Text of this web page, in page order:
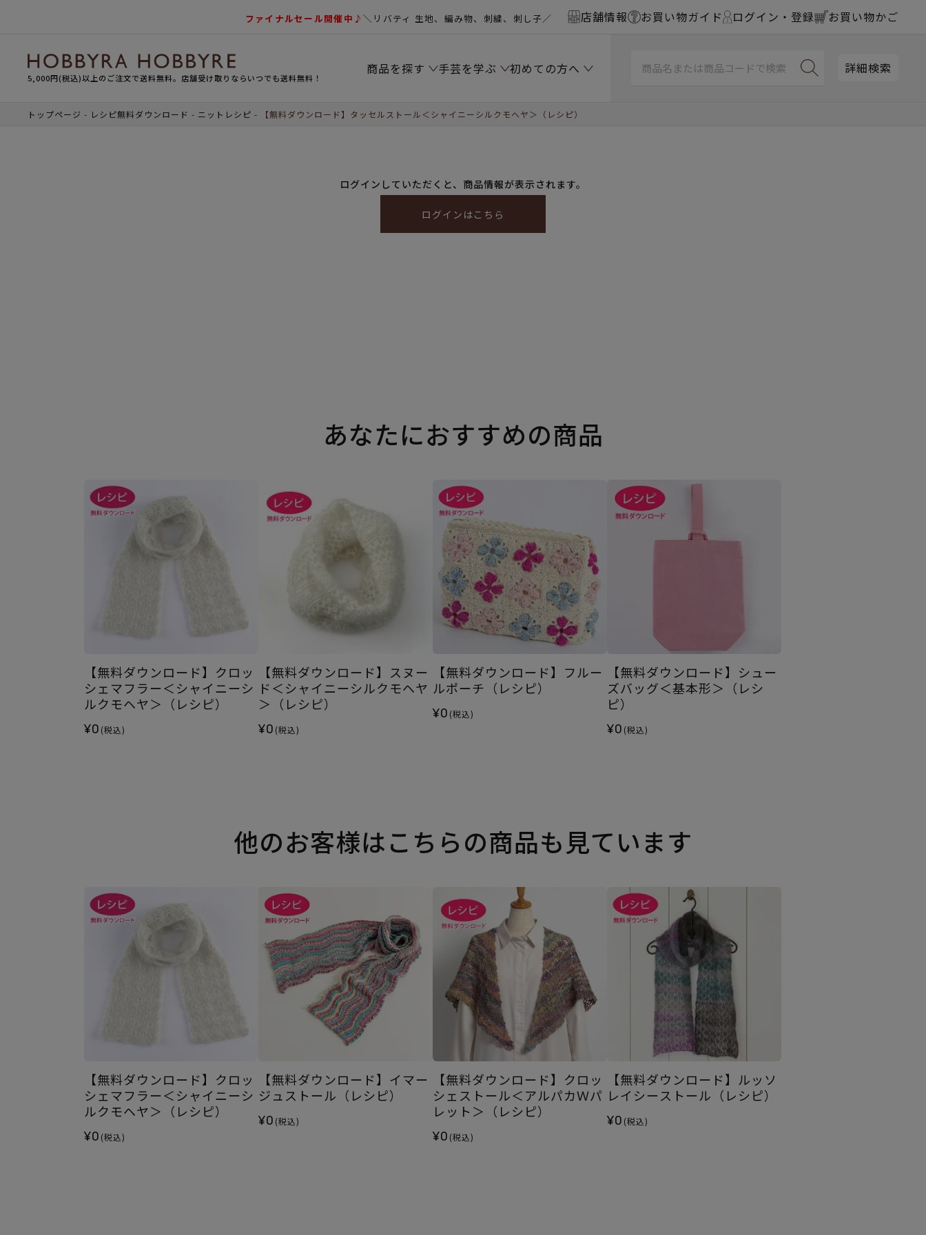
ファイナルセール開催中♪＼リバティ 生地、編み物、刺繍、刺し子／ 店舗情報 お買い物ガイド ログイン・登録 お買い物かご
5,000円(税込)以上のご注文で送料無料。店舗受け取りならいつでも送料無料！
商品を探す 手芸を学ぶ 初めての方へ 詳細検索
トップページ レシピ無料ダウンロード ニットレシピ 【無料ダウンロード】タッセルストール＜シャイニーシルクモヘヤ＞（レシピ）
ログインしていただくと、商品情報が表示されます。
ログインはこちら
あなたにおすすめの商品
【無料ダウンロード】クロッ
シェマフラー＜シャイニーシ
ルクモヘヤ＞（レシピ）
¥0 (税込)
【無料ダウンロード】スヌー
ド＜シャイニーシルクモヘヤ
＞（レシピ）
¥0 (税込)
【無料ダウンロード】フルー
ルポーチ（レシピ）
¥0 (税込)
【無料ダウンロード】シュー
ズバッグ＜基本形＞（レシ
ピ）
¥0 (税込)
他のお客様はこちらの商品も見ています
【無料ダウンロード】クロッ
シェマフラー＜シャイニーシ
ルクモヘヤ＞（レシピ）
¥0 (税込)
【無料ダウンロード】イマー
ジュストール（レシピ）
¥0 (税込)
【無料ダウンロード】クロッ
シェストール＜アルパカＷパ
レット＞（レシピ）
¥0 (税込)
【無料ダウンロード】ルッソ
レイシーストール（レシピ）
¥0 (税込)